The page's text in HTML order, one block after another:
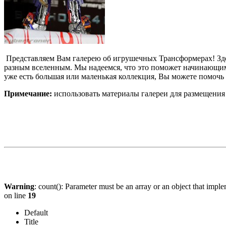
Представляем Вам галерею об игрушечных Трансформерах!
разным вселенным. Мы надеемся, что это поможет
уже есть большая или маленькая коллекция, Вы можете
Примечание: использовать материалы галереи для
Warning: count(): Parameter must be an array or an object that
on line 19
Default
Title